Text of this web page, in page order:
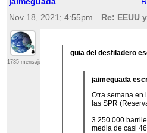
Nov 18, 2021; 4:55pm
Re: EEUU
1735 mensajes
guia del desfiladero
jaimeguada
Otra semana en
las SPR
3.250.000
media de casi